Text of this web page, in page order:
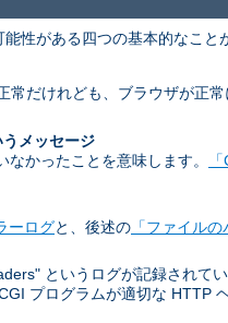
性がある四つの基本的なこと
だけれども、ブラウザが正
メッセージ
かったことを意味します。
ーログと、後述の 「ファイル
というログが記録されて
プログラムが適切な HTTP